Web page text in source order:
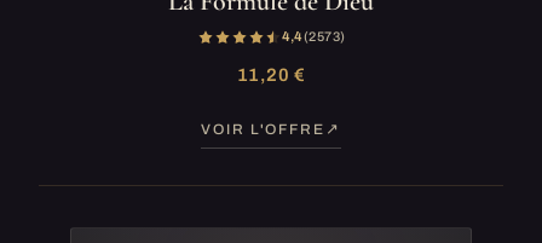
4,4(2 573)
11,20 €
VOIR L'OFFRE